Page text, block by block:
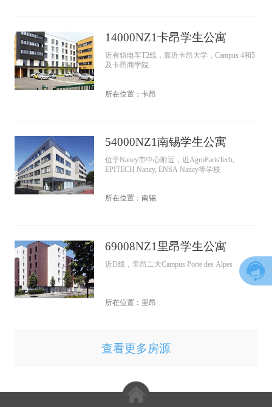
14000NZ1卡昂学生公寓
近有轨电车T2线，靠近卡昂大学，Campus 4和5
及卡昂商学院
所在位置：卡昂
54000NZ1南锡学生公寓
位于Nancy市中心附近，近AgroParisTech,
EPITECH Nancy, ENSA Nancy等学校
所在位置：南锡
69008NZ1里昂学生公寓
近D线，里昂二大Campus Porte des Alpes
所在位置：里昂
查看更多房源